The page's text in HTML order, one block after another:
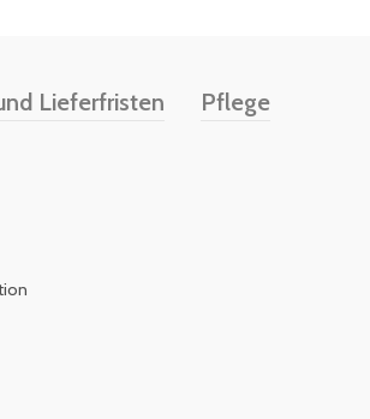
Lieferfristen Pflege